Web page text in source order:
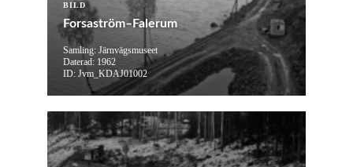
BILD
Forsaström–Falerum
Samling: Järnvägsmuseet
Daterad: 1962
ID: Jvm_KDAJ01002